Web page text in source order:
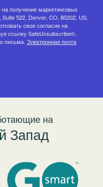
получение маркетинговых
522, Denver, CO, 80202, US,
свое согласие на
ссылку SafeUnsubscribe®,
письма. Электронная почта
на
Запад